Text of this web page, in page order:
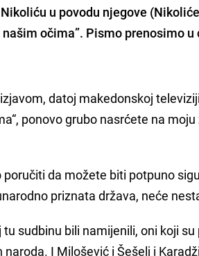
u povodu njegove
očima”. Pismo prenosimo
datoj makedonskoj
ponovo grubo nasrćete na
da možete biti potpuno
priznata država, neće
sudbinu bili namijenili, oni koji
I Milošević i Šešelj i